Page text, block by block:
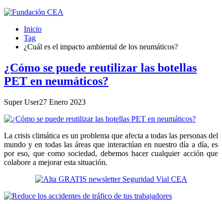
Inicio
Tag
¿Cuál es el impacto ambiental de los neumáticos?
¿Cómo se puede reutilizar las botellas
PET en neumáticos?
Super User27 Enero 2023
La crisis climática es un problema que afecta a todas las personas del
mundo y en todas las áreas que interactúan en nuestro día a día, es
por eso, que como sociedad, debemos hacer cualquier acción que
colabore a mejorar esta situación.